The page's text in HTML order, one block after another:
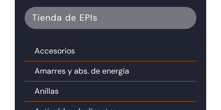
Tienda online
Contacto
Tienda de EPIs
Accesorios
Amarres y abs. de energía
Anillas